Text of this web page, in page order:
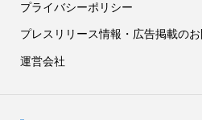
プライバシーポリシー
プレスリリース情報・広告掲載の
運営会社